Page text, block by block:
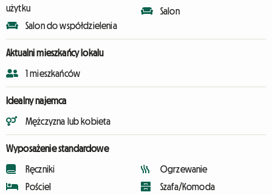
użytku
Salon do współdzielenia
Salon
Aktualni mieszkańcy lokalu
1 mieszkańców
Idealny najemca
Mężczyzna lub kobieta
Wyposażenie standardowe
Ręczniki
Pościel
Ogrzewanie
Szafa/Komoda